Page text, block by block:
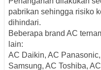
pabrikan sehingga risiko
dihindari.
Beberapa brand AC
lain:
AC Daikin, AC
Samsung, AC Toshiba,